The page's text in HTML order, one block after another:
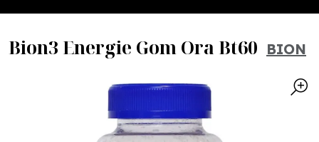
Bion3 Energie Gom Ora Bt60 BION